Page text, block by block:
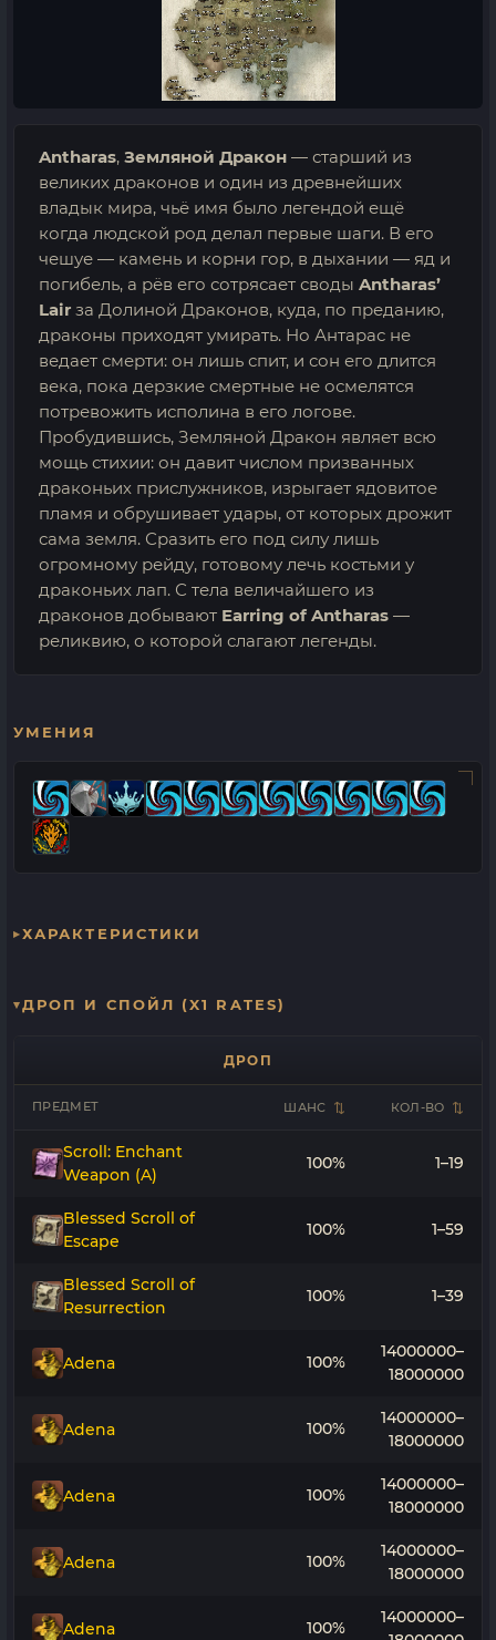
Antharas, Земляной Дракон — старший из
великих драконов и один из древнейших
владык мира, чьё имя было легендой ещё
когда людской род делал первые шаги. В его
чешуе — камень и корни гор, в дыхании — яд и
погибель, а рёв его сотрясает своды Antharas’
Lair за Долиной Драконов, куда, по преданию,
драконы приходят умирать. Но Антарас не
ведает смерти: он лишь спит, и сон его длится
века, пока дерзкие смертные не осмелятся
потревожить исполина в его логове.
Пробудившись, Земляной Дракон являет всю
мощь стихии: он давит числом призванных
драконьих прислужников, изрыгает ядовитое
пламя и обрушивает удары, от которых дрожит
сама земля. Сразить его под силу лишь
огромному рейду, готовому лечь костьми у
драконьих лап. С тела величайшего из
драконов добывают Earring of Antharas —
реликвию, о которой слагают легенды.
УМЕНИЯ
ХАРАКТЕРИСТИКИ
ДРОП И СПОЙЛ (X1 RATES)
ДРОП
ПРЕДМЕТ ШАНС КОЛ-ВО
Scroll: Enchant
Weapon (A)
100% 1–19
Blessed Scroll of
Escape
100% 1–59
Blessed Scroll of
Resurrection
100% 1–39
Adena 100%
14000000–
18000000
Adena 100%
14000000–
18000000
Adena 100%
14000000–
18000000
Adena 100%
14000000–
18000000
Adena 100%
14000000–